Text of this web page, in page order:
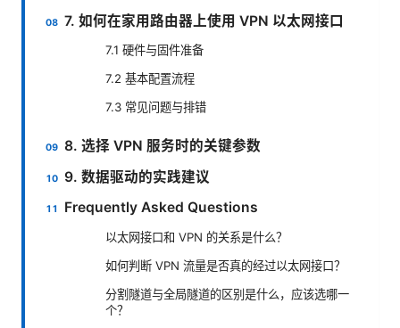
7. 如何在家用路由器上使用 VPN 以太网接口
7.1 硬件与固件准备
7.2 基本配置流程
7.3 常见问题与排错
8. 选择 VPN 服务时的关键参数
9. 数据驱动的实践建议
Frequently Asked Questions
以太网接口和 VPN 的关系是什么？
如何判断 VPN 流量是否真的经过以太网接口？
分割隧道与全局隧道的区别是什么，应该选哪一
个？